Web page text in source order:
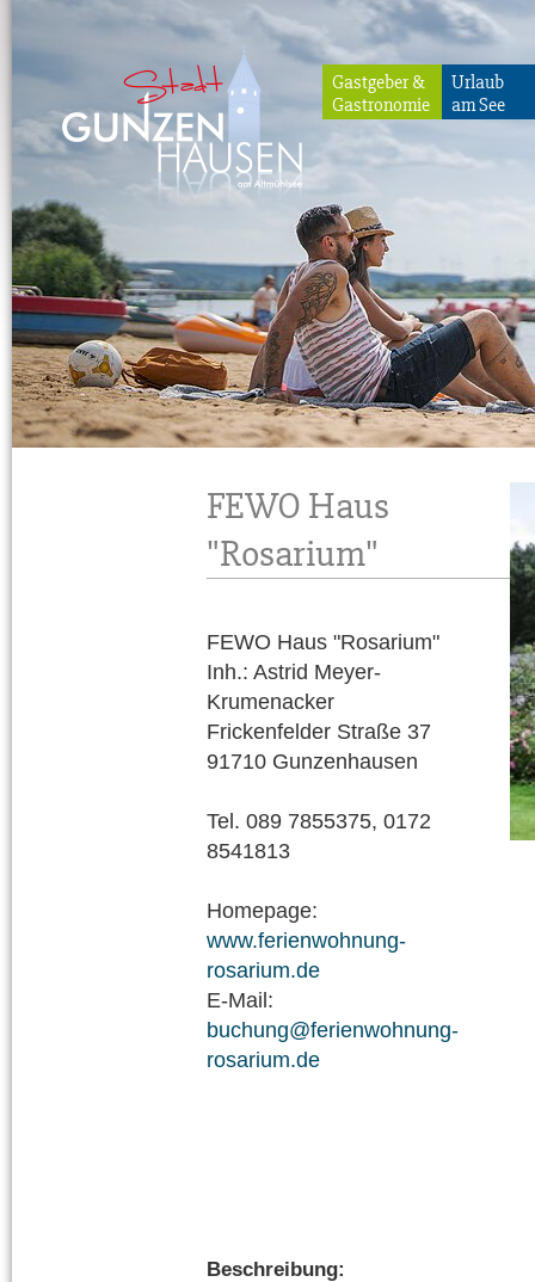
Gunzenhausen
Gastgeber &
Gastronomie
Urlaub
am See
FEWO Haus
"Rosarium"
FEWO Haus "Rosarium"
Inh.: Astrid Meyer-
Krumenacker
Frickenfelder Straße 37
91710 Gunzenhausen
Tel. 089 7855375, 0172
8541813
Homepage:
www.ferienwohnung-
rosarium.de
E-Mail:
buchung@ferienwohnung-
rosarium.de
Beschreibung: